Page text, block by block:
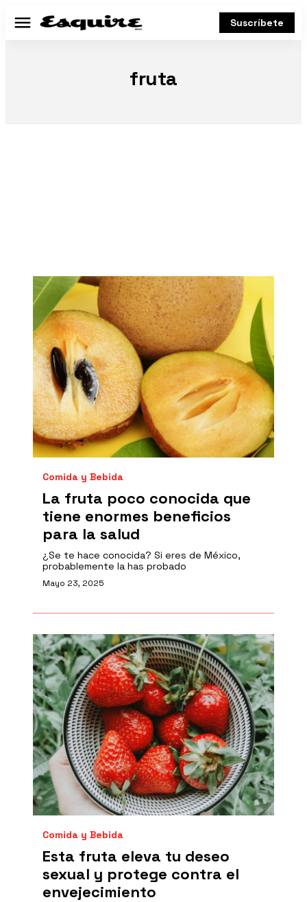
Menú Suscríbete
fruta
Comida y Bebida
La fruta poco conocida que
tiene enormes beneficios
para la salud
¿Se te hace conocida? Si eres de México,
probablemente la has probado
Mayo 23, 2025
Comida y Bebida
Esta fruta eleva tu deseo
sexual y protege contra el
envejecimiento